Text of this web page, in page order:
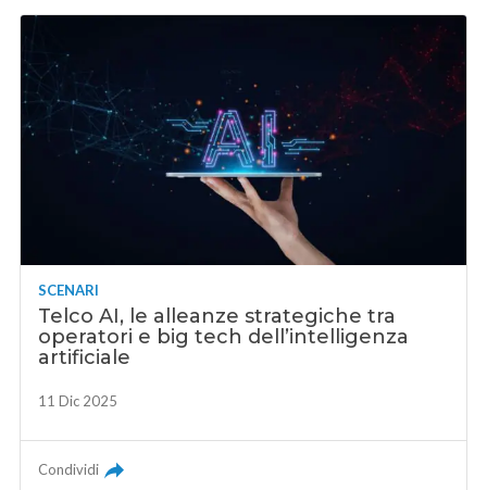
SCENARI
Telco AI, le alleanze strategiche tra
operatori e big tech dell’intelligenza
artificiale
11 Dic 2025
Condividi